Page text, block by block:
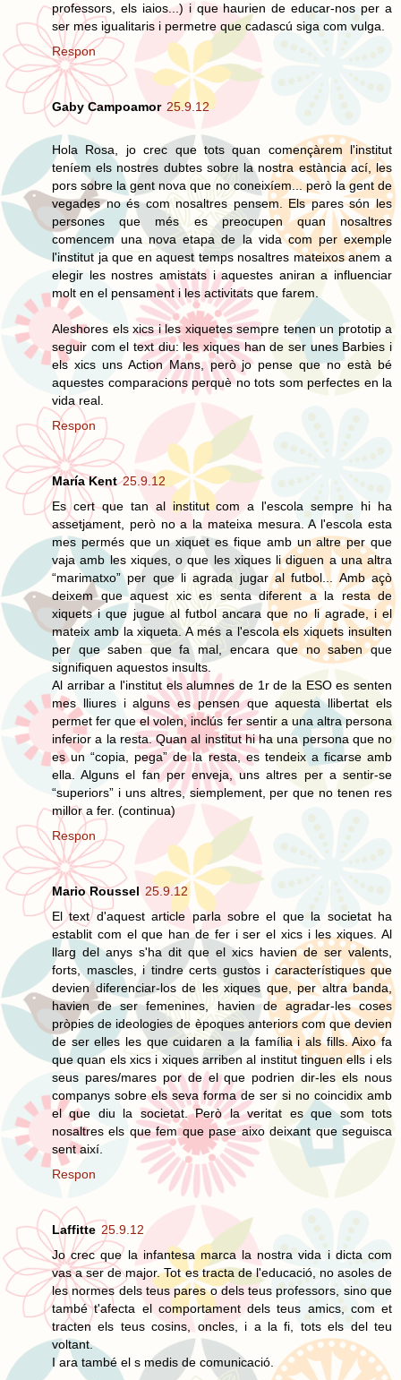
professors, els iaios...) i que haurien de educar-nos per a
ser mes igualitaris i permetre que cadascú siga com vulga.
Respon
Gaby Campoamor 25.9.12
Hola Rosa, jo crec que tots quan començàrem l'institut
teníem els nostres dubtes sobre la nostra estància ací, les
pors sobre la gent nova que no coneixíem... però la gent de
vegades no és com nosaltres pensem. Els pares són les
persones que més es preocupen quan nosaltres
comencem una nova etapa de la vida com per exemple
l'institut ja que en aquest temps nosaltres mateixos anem a
elegir les nostres amistats i aquestes aniran a influenciar
molt en el pensament i les activitats que farem.
Aleshores els xics i les xiquetes sempre tenen un prototip a
seguir com el text diu: les xiques han de ser unes Barbies i
els xics uns Action Mans, però jo pense que no està bé
aquestes comparacions perquè no tots som perfectes en la
vida real.
Respon
María Kent 25.9.12
Es cert que tan al institut com a l'escola sempre hi ha
assetjament, però no a la mateixa mesura. A l'escola esta
mes permés que un xiquet es fique amb un altre per que
vaja amb les xiques, o que les xiques li diguen a una altra
“marimatxo” per que li agrada jugar al futbol... Amb açò
deixem que aquest xic es senta diferent a la resta de
xiquets i que jugue al futbol ancara que no li agrade, i el
mateix amb la xiqueta. A més a l'escola els xiquets insulten
per que saben que fa mal, encara que no saben que
signifiquen aquestos insults.
Al arribar a l'institut els alumnes de 1r de la ESO es senten
mes lliures i alguns es pensen que aquesta llibertat els
permet fer que el volen, inclús fer sentir a una altra persona
inferior a la resta. Quan al institut hi ha una persona que no
es un “copia, pega” de la resta, es tendeix a ficarse amb
ella. Alguns el fan per enveja, uns altres per a sentir-se
“superiors” i uns altres, siemplement, per que no tenen res
millor a fer. (continua)
Respon
Mario Roussel 25.9.12
El text d'aquest article parla sobre el que la societat ha
establit com el que han de fer i ser el xics i les xiques. Al
llarg del anys s'ha dit que el xics havien de ser valents,
forts, mascles, i tindre certs gustos i característiques que
devien diferenciar-los de les xiques que, per altra banda,
havien de ser femenines, havien de agradar-les coses
pròpies de ideologies de èpoques anteriors com que devien
de ser elles les que cuidaren a la família i als fills. Aixo fa
que quan els xics i xiques arriben al institut tinguen ells i els
seus pares/mares por de el que podrien dir-les els nous
companys sobre els seva forma de ser si no coincidix amb
el que diu la societat. Però la veritat es que som tots
nosaltres els que fem que pase aixo deixant que seguisca
sent així.
Respon
Laffitte 25.9.12
Jo crec que la infantesa marca la nostra vida i dicta com
vas a ser de major. Tot es tracta de l'educació, no asoles de
les normes dels teus pares o dels teus professors, sino que
també t'afecta el comportament dels teus amics, com et
tracten els teus cosins, oncles, i a la fi, tots els del teu
voltant.
I ara també el s medis de comunicació.